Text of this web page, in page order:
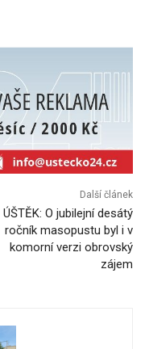
Další článek
ÚŠTĚK: O jubilejní desátý
ročník masopustu byl i v
komorní verzi obrovský
zájem